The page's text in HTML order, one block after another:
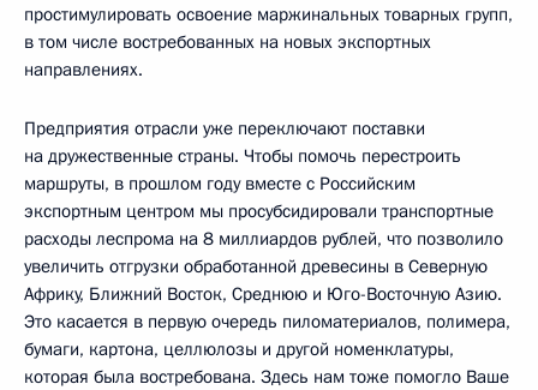
простимулировать освоение маржинальных товарных групп,
в том числе востребованных на новых экспортных
направлениях.
Предприятия отрасли уже переключают поставки
на дружественные страны. Чтобы помочь перестроить
маршруты, в прошлом году вместе с Российским
экспортным центром мы просубсидировали транспортные
расходы леспрома на 8 миллиардов рублей, что позволило
увеличить отгрузки обработанной древесины в Северную
Африку, Ближний Восток, Среднюю и Юго-Восточную Азию.
Это касается в первую очередь пиломатериалов, полимера,
бумаги, картона, целлюлозы и другой номенклатуры,
которая была востребована. Здесь нам тоже помогло Ваше